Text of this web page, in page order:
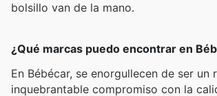
bolsillo van de la mano.
¿Qué marcas puedo encontrar en
En Bébécar, se enorgullecen de ser
inquebrantable compromiso con la